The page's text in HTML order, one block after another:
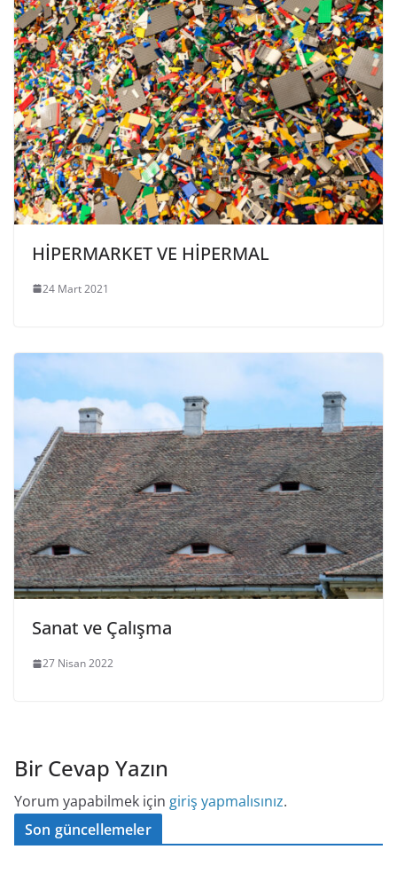
HİPERMARKET VE HİPERMAL
24 Mart 2021
Sanat ve Çalışma
27 Nisan 2022
Bir Cevap Yazın
Yorum yapabilmek için giriş yapmalısınız.
Son güncellemeler